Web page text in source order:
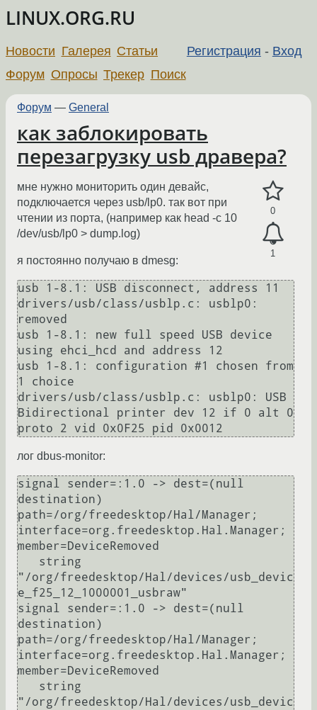
LINUX.ORG.RU
Регистрация - Вход
Новости Галерея Статьи
Форум Опросы Трекер Поиск
Форум — General
как заблокировать
перезагрузку usb дравера?
0
1
мне нужно мониторить один девайс,
подключается через usb/lp0. так вот при
чтении из порта, (например как head -c 10
/dev/usb/lp0 > dump.log)
я постоянно получаю в dmesg:
usb 1-8.1: USB disconnect, address 11
drivers/usb/class/usblp.c: usblp0:
removed
usb 1-8.1: new full speed USB device
using ehci_hcd and address 12
usb 1-8.1: configuration #1 chosen from
1 choice
drivers/usb/class/usblp.c: usblp0: USB
Bidirectional printer dev 12 if 0 alt 0
лог dbus-monitor:
signal sender=:1.0 -> dest=(null
destination)
path=/org/freedesktop/Hal/Manager;
interface=org.freedesktop.Hal.Manager;
member=DeviceRemoved
"/org/freedesktop/Hal/devices/usb_devic
e_f25_12_1000001_usbraw"
signal sender=:1.0 -> dest=(null
destination)
path=/org/freedesktop/Hal/Manager;
interface=org.freedesktop.Hal.Manager;
member=DeviceRemoved
"/org/freedesktop/Hal/devices/usb_devic